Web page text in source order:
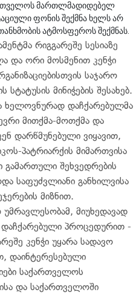
მართლმადიდებელ
ფონის შექმნა ხელს არ
ატმოსფეროს შექმნას.
რიგგარეშე სესიაზე
და ორი მოსმენით კენჭი
საჯარო
მინიჭების შესახებ.
ხელოვნურად დაჩქარებულმა
მითქმა-მოთქმა და
დარწმუნებული ვიყავით,
პატრიარქის მიმართვისა
გამართული შეხვედრების
საფუძვლიანი განხილვისა
მიზნით.
მიუხედავად
პროცედურით -
კენჭი უყარა სადავო
დაინტერესებული
საქართველოს
და საქართველოში